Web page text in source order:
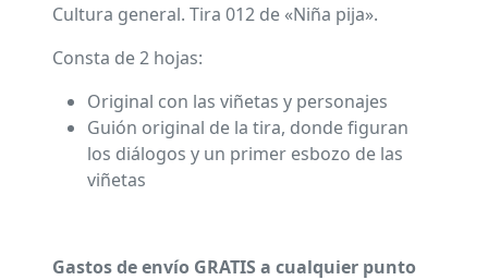
Cultura general. Tira 012 de «Niña pija».
Consta de 2 hojas:
Original con las viñetas y personajes
Guión original de la tira, donde figuran
los diálogos y un primer esbozo de las
viñetas
Gastos de envío GRATIS a cualquier punto